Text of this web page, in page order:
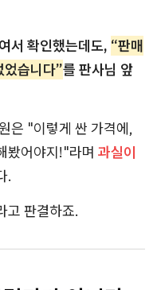
서 확인했는데도, “판매
었습니다”를 판사님 앞
은 "이렇게 싼 가격에,
봤어야지!"라며 과실이
.
고 판결하죠.